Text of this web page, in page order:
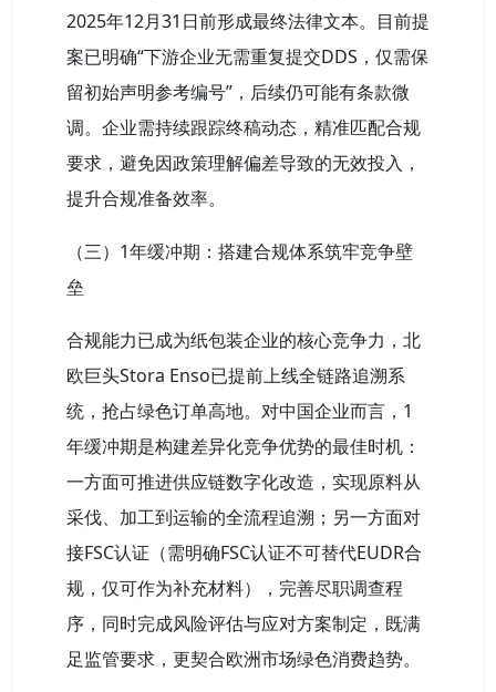
2025年12月31日前形成最终法律文本。目前提
案已明确“下游企业无需重复提交DDS，仅需保
留初始声明参考编号”，后续仍可能有条款微
调。企业需持续跟踪终稿动态，精准匹配合规
要求，避免因政策理解偏差导致的无效投入，
提升合规准备效率。
（三）1年缓冲期：搭建合规体系筑牢竞争壁
垒
合规能力已成为纸包装企业的核心竞争力，北
欧巨头Stora Enso已提前上线全链路追溯系
统，抢占绿色订单高地。对中国企业而言，1
年缓冲期是构建差异化竞争优势的最佳时机：
一方面可推进供应链数字化改造，实现原料从
采伐、加工到运输的全流程追溯；另一方面对
接FSC认证（需明确FSC认证不可替代EUDR合
规，仅可作为补充材料），完善尽职调查程
序，同时完成风险评估与应对方案制定，既满
足监管要求，更契合欧洲市场绿色消费趋势。